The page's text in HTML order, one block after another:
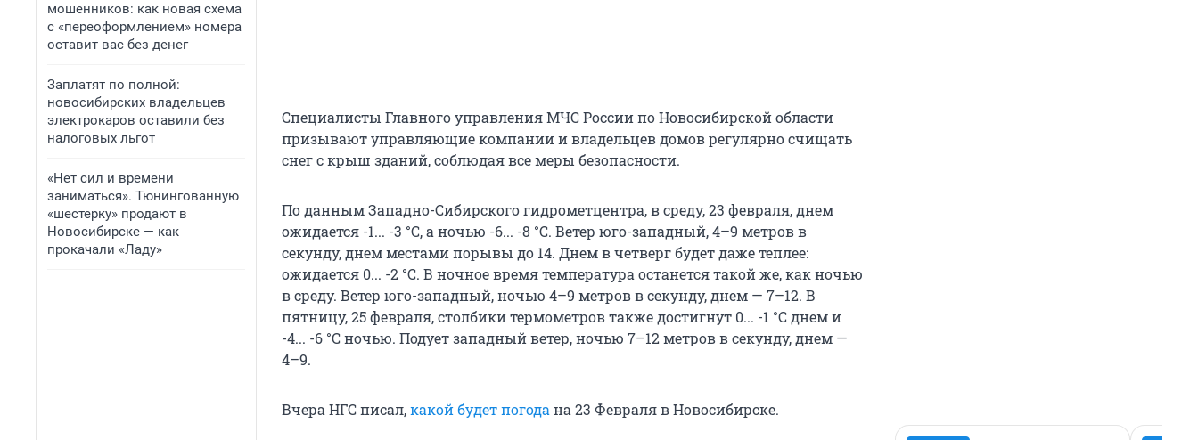
мошенников: как новая схема
с «переоформлением» номера
оставит вас без денег
Заплатят по полной:
новосибирских владельцев
электрокаров оставили без
налоговых льгот
«Нет сил и времени
заниматься». Тюнингованную
«шестерку» продают в
Новосибирске — как
прокачали «Ладу»
Специалисты Главного управления МЧС России по Новосибирской области
призывают управляющие компании и владельцев домов регулярно счищать
снег с крыш зданий, соблюдая все меры безопасности.
По данным Западно-Сибирского гидрометцентра, в среду, 23 февраля, днем
ожидается -1... -3 °С, а ночью -6... -8 °С. Ветер юго-западный, 4–9 метров в
секунду, днем местами порывы до 14. Днем в четверг будет даже теплее:
ожидается 0... -2 °С. В ночное время температура останется такой же, как ночью
в среду. Ветер юго-западный, ночью 4–9 метров в секунду, днем — 7–12. В
пятницу, 25 февраля, столбики термометров также достигнут 0... -1 °С днем и
-4... -6 °С ночью. Подует западный ветер, ночью 7–12 метров в секунду, днем —
4–9.
Вчера НГС писал,какой будет погода на 23 Февраля в Новосибирске.